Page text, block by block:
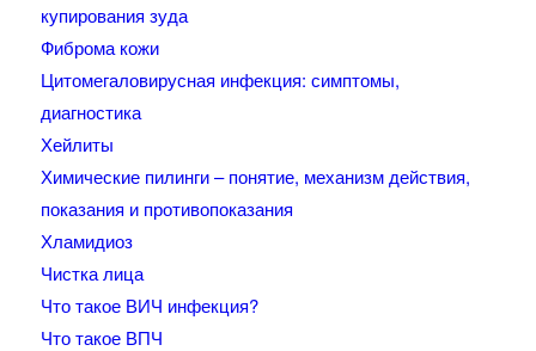
купирования зуда
Фиброма кожи
Цитомегаловирусная инфекция: симптомы,
диагностика
Хейлиты
Химические пилинги – понятие, механизм действия,
показания и противопоказания
Хламидиоз
Чистка лица
Что такое ВИЧ инфекция?
Что такое ВПЧ